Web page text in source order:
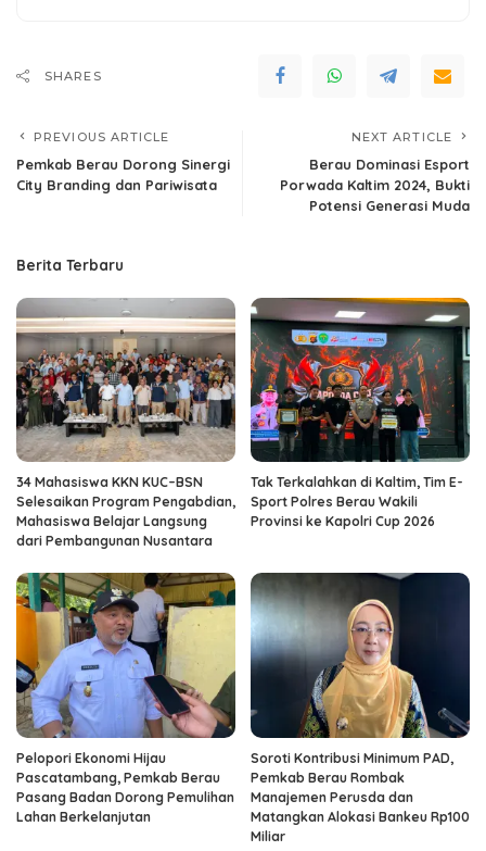
SHARES
PREVIOUS ARTICLE
Pemkab Berau Dorong Sinergi
City Branding dan Pariwisata
NEXT ARTICLE
Berau Dominasi Esport
Porwada Kaltim 2024, Bukti
Potensi Generasi Muda
Berita Terbaru
34 Mahasiswa KKN KUC–BSN
Selesaikan Program Pengabdian,
Mahasiswa Belajar Langsung
dari Pembangunan Nusantara
Tak Terkalahkan di Kaltim, Tim E-
Sport Polres Berau Wakili
Provinsi ke Kapolri Cup 2026
Pelopori Ekonomi Hijau
Pascatambang, Pemkab Berau
Pasang Badan Dorong Pemulihan
Lahan Berkelanjutan
Soroti Kontribusi Minimum PAD,
Pemkab Berau Rombak
Manajemen Perusda dan
Matangkan Alokasi Bankeu Rp100
Miliar